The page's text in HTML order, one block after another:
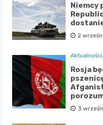
Niemcy
2
Aktualności
Rosja
3